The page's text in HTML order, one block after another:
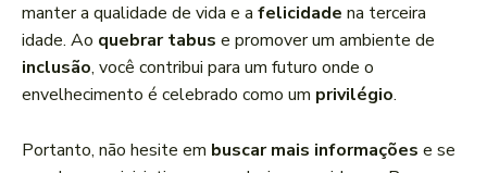
manter a qualidade de vida e a felicidade na terceira
idade. Ao quebrar tabus e promover um ambiente de
inclusão, você contribui para um futuro onde o
envelhecimento é celebrado como um privilégio.
Portanto, não hesite em buscar mais informações e se